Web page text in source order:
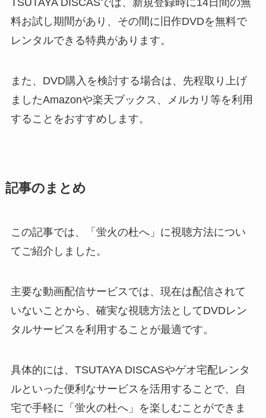
TSUTAYA DISCASでは、新規登録時に14日間の無
料お試し期間があり、その間に旧作DVDを無料で
レンタルできる特典があります。
また、DVD購入を検討する場合は、先程取り上げ
ましたAmazonや楽天ブックス、メルカリ等を利用
することをおすすめします。
記事のまとめ
この記事では、「蛍火の杜へ」に視聴方法につい
てご紹介しました。
主要な動画配信サービスでは、現在は配信されて
いないことから、確実な視聴方法としてDVDレン
タルサービスを利用することが最適です。
具体的には、TSUTAYA DISCASやゲオ宅配レンタ
ルといった便利なサービスを活用することで、自
宅で手軽に「蛍火の杜へ」を楽しむことができま